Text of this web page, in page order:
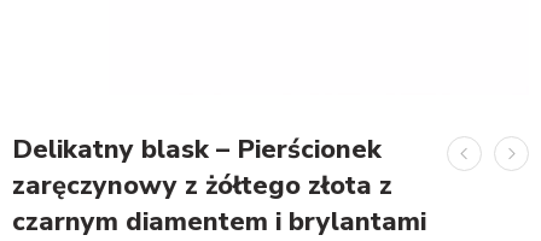
Delikatny blask – Pierścionek
zaręczynowy z żółtego złota z
czarnym diamentem i brylantami